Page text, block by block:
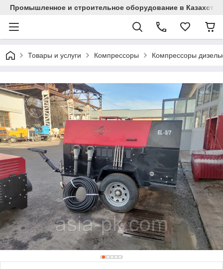
Промышленное и строительное оборудование в
Товары и услуги Компрессоры Компрессоры